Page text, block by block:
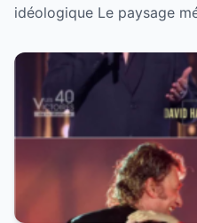
idéologique Le paysage